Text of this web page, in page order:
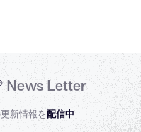
News Letter
新情報を配信中